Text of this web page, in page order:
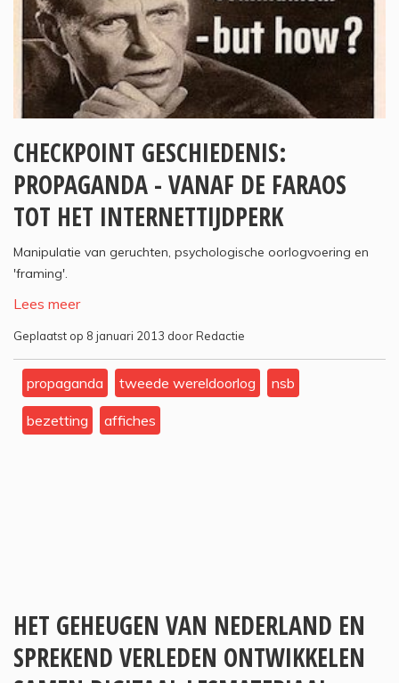
CHECKPOINT GESCHIEDENIS:
PROPAGANDA - VANAF DE FARAOS
TOT HET INTERNETTIJDPERK
Manipulatie van geruchten, psychologische oorlogvoering en
'framing'.
Lees meer
Geplaatst op 8 januari 2013 door Redactie
propaganda tweede wereldoorlog nsb
bezetting affiches
HET GEHEUGEN VAN NEDERLAND EN
SPREKEND VERLEDEN ONTWIKKELEN